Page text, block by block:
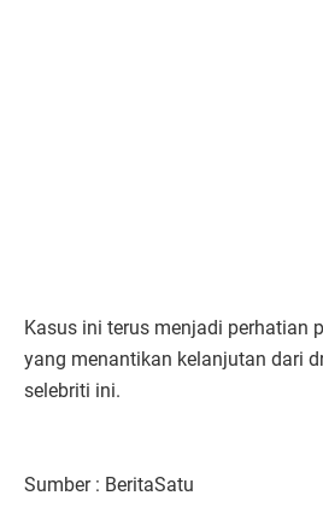
Kasus ini terus menjadi perhatian
yang menantikan kelanjutan dari
selebriti ini.
Sumber : BeritaSatu